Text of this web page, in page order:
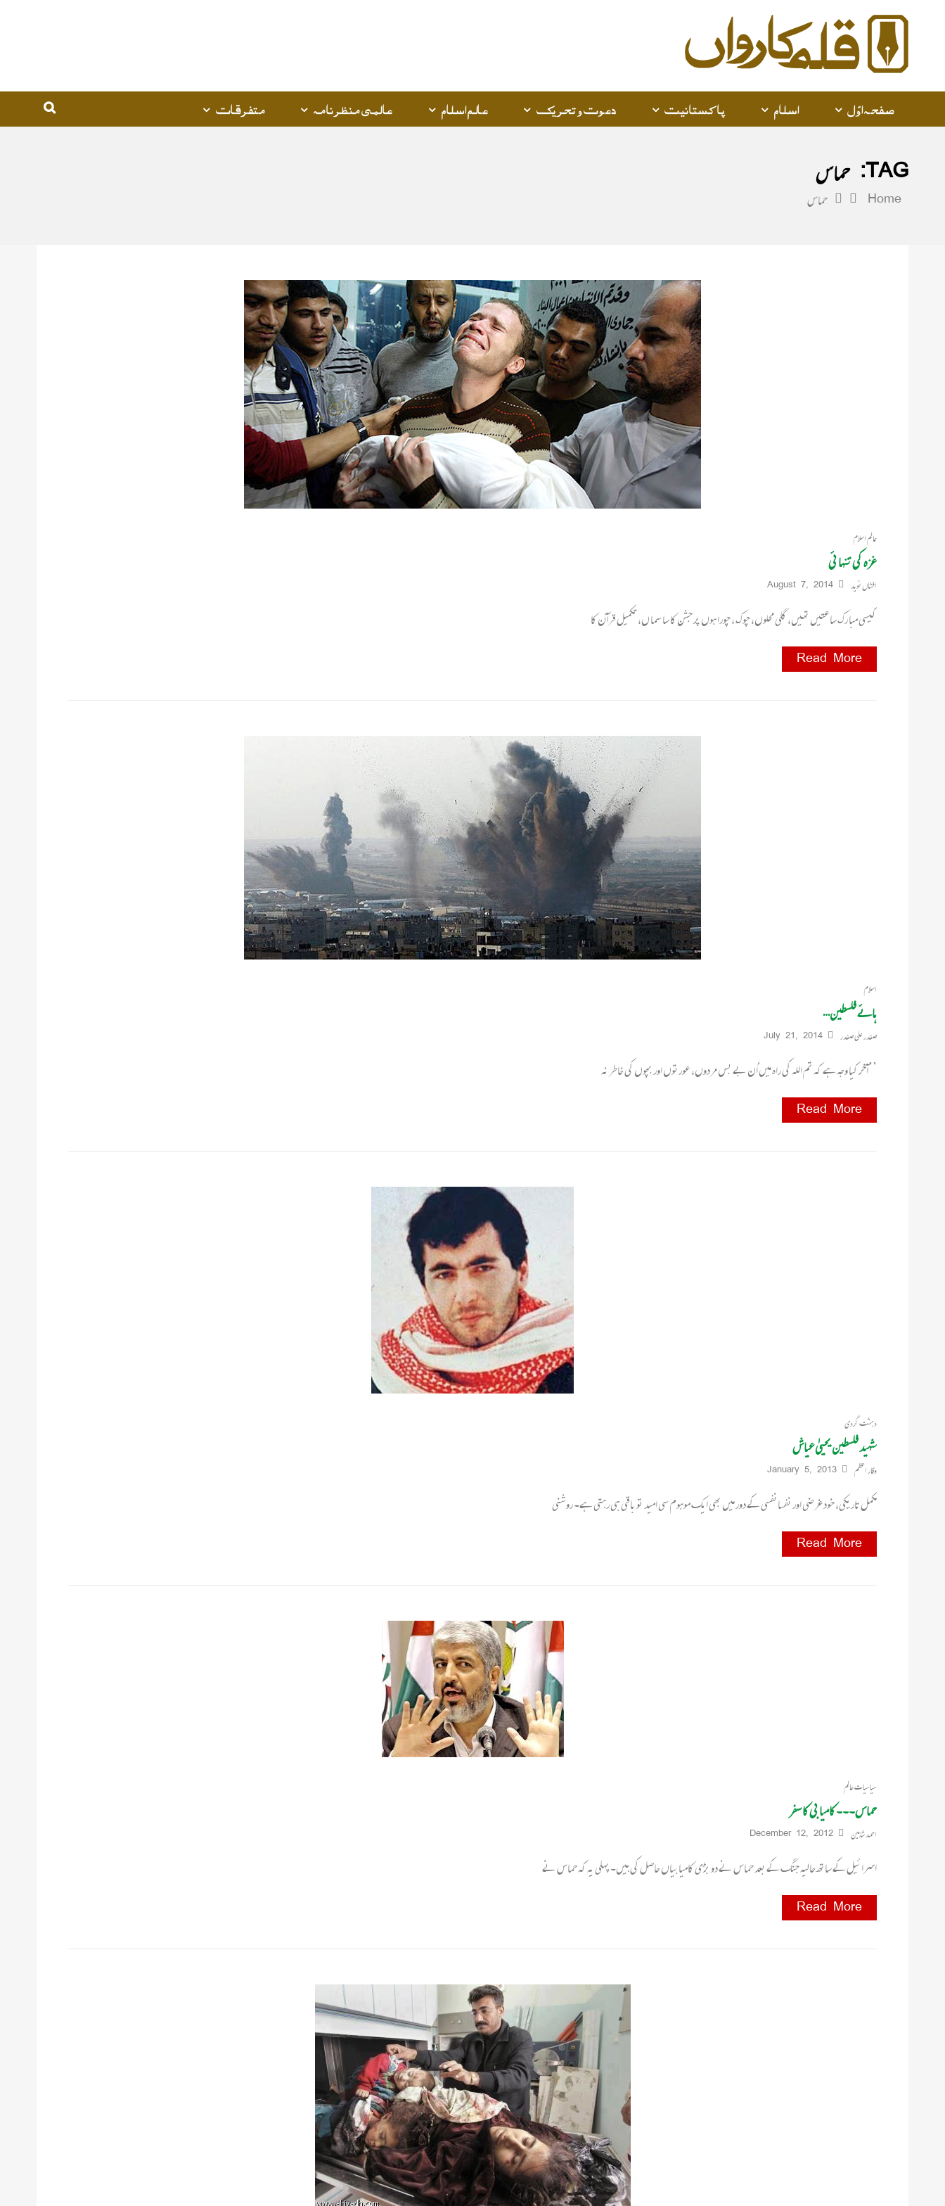
Karwan
صفحہ اوّل اسلام پاکستانیت دعوت و تحریک عالم اسلام عالمی منظرنامہ متفرقات
TAG: حماس
Home حماس
عالم اسلام
غزہ کی تنہائی
افشاں نوید August 7, 2014
کیسی مبا رک ساعتیں تھیں، گلی محلوں، چوک ، چورا ہوں پر جشن کا سا سما ں، تکمیل قرآن کا
Read More
اسلام
ہائے فلسطین…
صفدر علی صفدر July 21, 2014
’’آخر کیا وجہ ہے کہ تم اللہ کی راہ میں اُن بے بس مردوں، عورتوں اور بچوں کی خاطر نہ
Read More
دہشت گردی
شہید فلسطین یحییٰ عیاش
وقار اعظم January 5, 2013
مکمل تاریکی، خود غرضی اور نفسانفسی کے دور میں بھی ایک موہوم سی امید تو باقی ہی رہتی ہے۔ روشنی
Read More
سیاسیات عالم
حماس۔۔۔ کامیابی کا سفر
احمد شاہین December 12, 2012
اسرائیل کے ساتھ حالیہ جنگ کے بعد حماس نے دو بڑی کامیابیاں حاصل کی ہیں۔ پہلی یہ کہ حماس نے
Read More